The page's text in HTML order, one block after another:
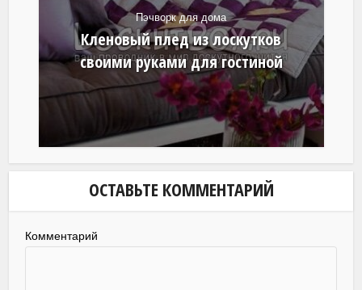
Пэчворк для дома
Кленовый плед из лоскутков
своими руками для гостиной
ОСТАВЬТЕ КОММЕНТАРИЙ
Комментарий